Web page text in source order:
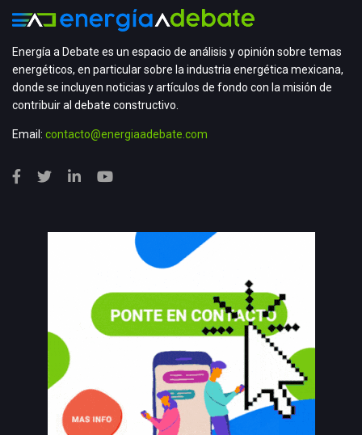
Energía a Debate es un espacio de análisis y opinión sobre temas
energéticos, en particular sobre la industria energética mexicana,
donde se incluyen noticias y artículos de fondo con la misión de
contribuir al debate constructivo.
Email: contacto@energiaadebate.com